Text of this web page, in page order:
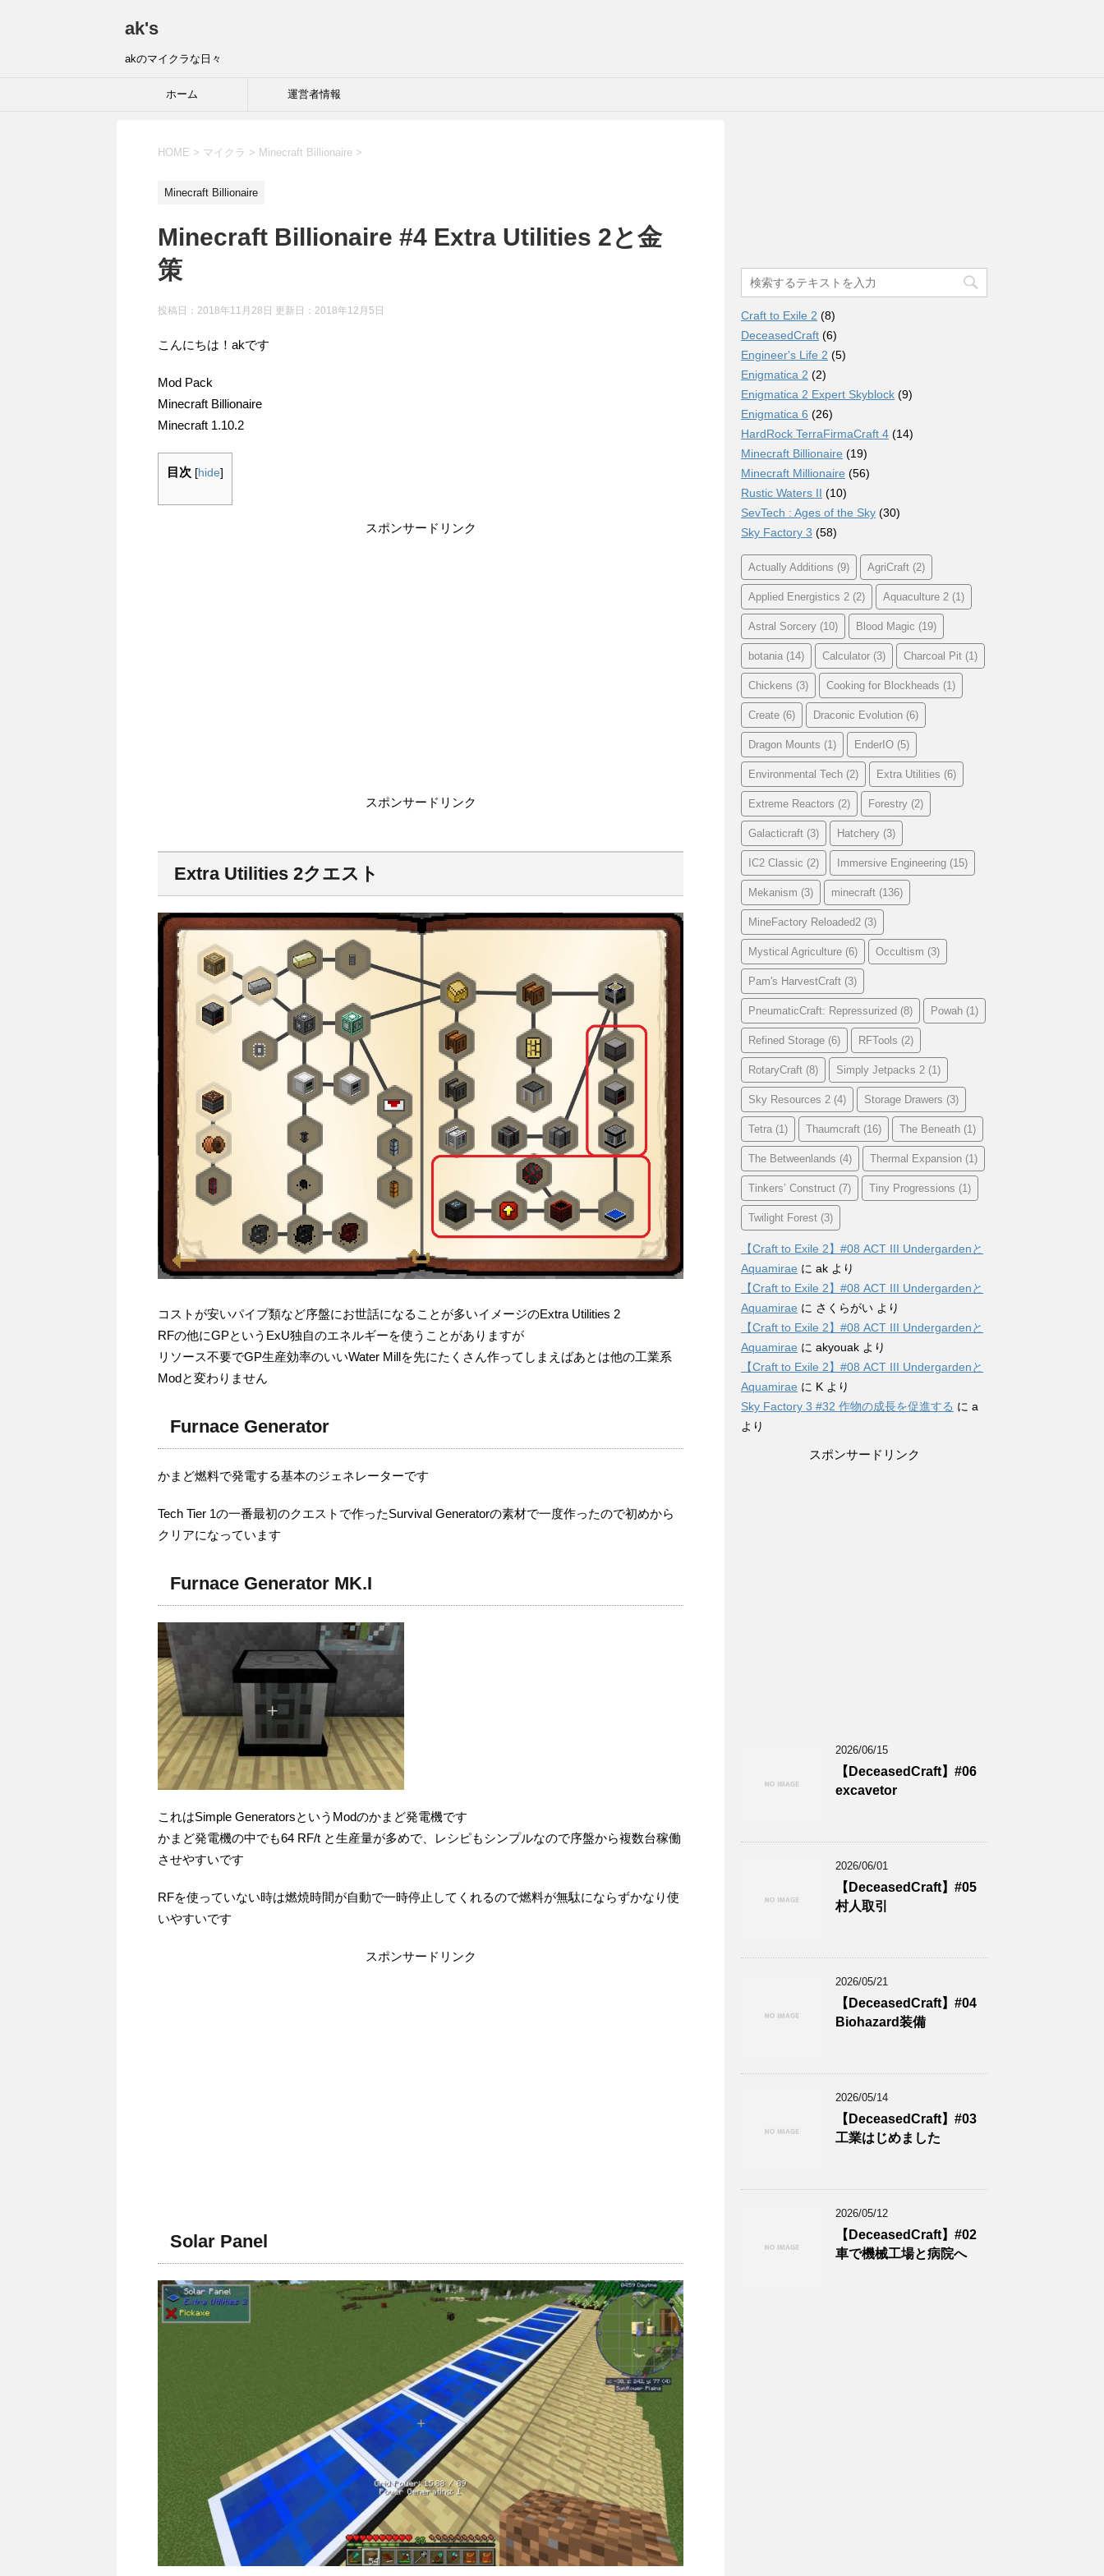
ak's
akのマイクラな日々
ホーム 運営者情報
HOME > マイクラ > Minecraft Billionaire >
Minecraft Billionaire
Minecraft Billionaire #4 Extra Utilities 2と金
策
投稿日：2018年11月28日 更新日： 2018年12月5日
こんにちは！akです
Mod Pack
Minecraft Billionaire
Minecraft 1.10.2
目次 [hide]
スポンサードリンク
スポンサードリンク
Extra Utilities 2クエスト
コストが安いパイプ類など序盤にお世話になることが多いイメージのExtra Utilities 2
RFの他にGPというExU独自のエネルギーを使うことがありますが
リソース不要でGP生産効率のいいWater Millを先にたくさん作ってしまえばあとは他の工業系
Modと変わりません
Furnace Generator
かまど燃料で発電する基本のジェネレーターです
Tech Tier 1の一番最初のクエストで作ったSurvival Generatorの素材で一度作ったので初めから
クリアになっています
Furnace Generator MK.I
これはSimple GeneratorsというModのかまど発電機です
かまど発電機の中でも64 RF/t と生産量が多めで、レシピもシンプルなので序盤から複数台稼働
させやすいです
RFを使っていない時は燃焼時間が自動で一時停止してくれるので燃料が無駄にならずかなり使
いやすいです
スポンサードリンク
Solar Panel
Craft to Exile 2 (8)
DeceasedCraft (6)
Engineer's Life 2 (5)
Enigmatica 2 (2)
Enigmatica 2 Expert Skyblock (9)
Enigmatica 6 (26)
HardRock TerraFirmaCraft 4 (14)
Minecraft Billionaire (19)
Minecraft Millionaire (56)
Rustic Waters II (10)
SevTech : Ages of the Sky (30)
Sky Factory 3 (58)
Actually Additions (9) AgriCraft (2)
Applied Energistics 2 (2) Aquaculture 2 (1)
Astral Sorcery (10) Blood Magic (19)
botania (14) Calculator (3) Charcoal Pit (1)
Chickens (3) Cooking for Blockheads (1)
Create (6) Draconic Evolution (6)
Dragon Mounts (1) EnderIO (5)
Environmental Tech (2) Extra Utilities (6)
Extreme Reactors (2) Forestry (2)
Galacticraft (3) Hatchery (3)
IC2 Classic (2) Immersive Engineering (15)
Mekanism (3) minecraft (136)
MineFactory Reloaded2 (3)
Mystical Agriculture (6) Occultism (3)
Pam's HarvestCraft (3)
PneumaticCraft: Repressurized (8) Powah (1)
Refined Storage (6) RFTools (2)
RotaryCraft (8) Simply Jetpacks 2 (1)
Sky Resources 2 (4) Storage Drawers (3)
Tetra (1) Thaumcraft (16) The Beneath (1)
The Betweenlands (4) Thermal Expansion (1)
Tinkers’ Construct (7) Tiny Progressions (1)
Twilight Forest (3)
【Craft to Exile 2】#08 ACT III Undergardenと
Aquamirae に ak より
【Craft to Exile 2】#08 ACT III Undergardenと
Aquamirae に さくらがい より
【Craft to Exile 2】#08 ACT III Undergardenと
Aquamirae に akyouak より
【Craft to Exile 2】#08 ACT III Undergardenと
Aquamirae に K より
Sky Factory 3 #32 作物の成長を促進する に a
より
スポンサードリンク
2026/06/15
【DeceasedCraft】#06
excavetor
2026/06/01
【DeceasedCraft】#05
村人取引
2026/05/21
【DeceasedCraft】#04
Biohazard装備
2026/05/14
【DeceasedCraft】#03
工業はじめました
2026/05/12
【DeceasedCraft】#02
車で機械工場と病院へ